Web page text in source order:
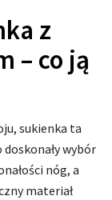
z
– co ją
sukienka ta
wybór
nóg, a
materiał